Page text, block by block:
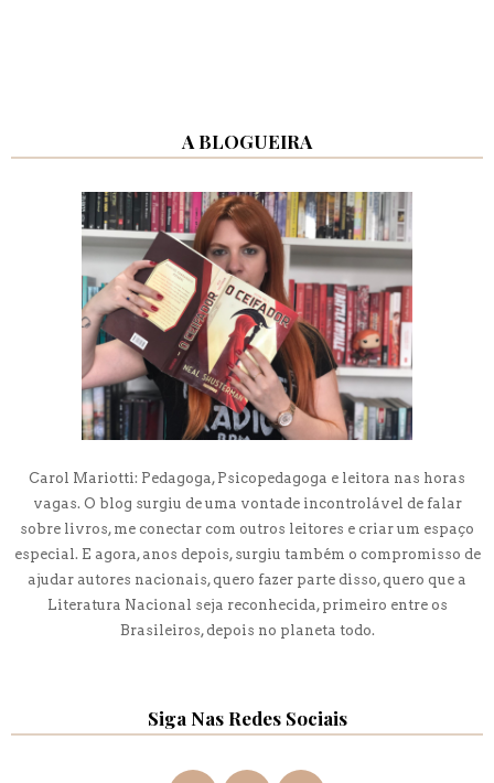
A BLOGUEIRA
Carol Mariotti: Pedagoga, Psicopedagoga e leitora nas horas
vagas. O blog surgiu de uma vontade incontrolável de falar
sobre livros, me conectar com outros leitores e criar um espaço
especial. E agora, anos depois, surgiu também o compromisso de
ajudar autores nacionais, quero fazer parte disso, quero que a
Literatura Nacional seja reconhecida, primeiro entre os
Brasileiros, depois no planeta todo.
Siga Nas Redes Sociais